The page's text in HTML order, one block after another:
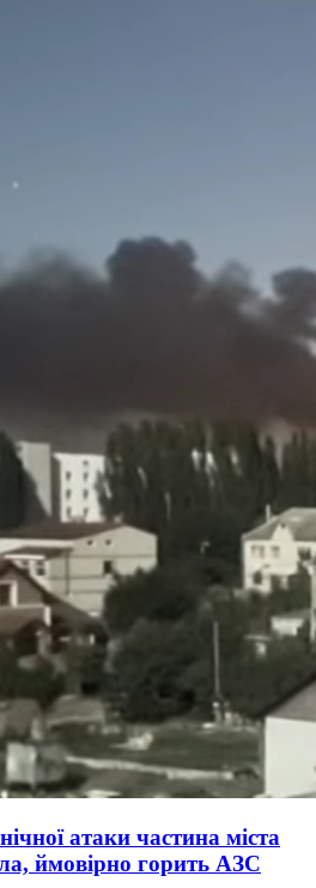
атаки частина міста
ймовірно горить АЗС